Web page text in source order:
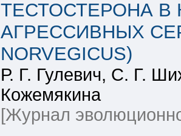
ТЕСТОСТЕРОНА В
АГРЕССИВНЫХ
NORVEGICUS)
Р. Г. Гулевич, С. Г.
Кожемякина
[Журнал